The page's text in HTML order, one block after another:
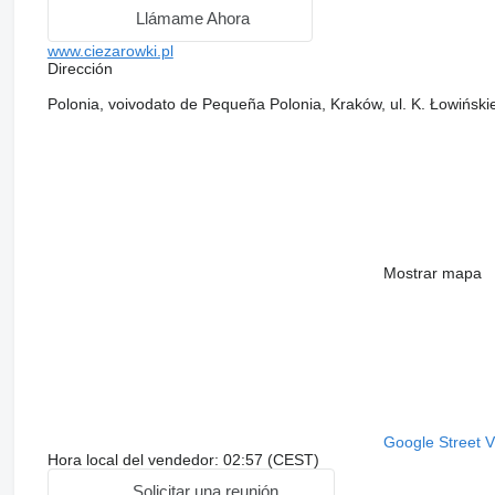
Llámame Ahora
www.ciezarowki.pl
Dirección
Polonia, voivodato de Pequeña Polonia, Kraków, ul. K.
Mostrar mapa
Google Street
Hora local del vendedor: 02:57 (CEST)